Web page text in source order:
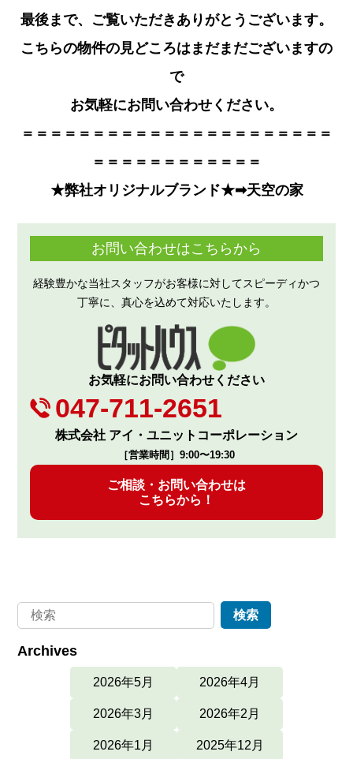
最後まで、ご覧いただきありがとうございます。
こちらの物件の見どころはまだまだございますの
で
お気軽にお問い合わせください。
＝＝＝＝＝＝＝＝＝＝＝＝＝＝＝＝＝＝＝＝＝＝
＝＝＝＝＝＝＝＝＝＝＝＝
★弊社オリジナルブランド★➡天空の家
お問い合わせはこちらから
経験豊かな当社スタッフがお客様に対してスピーディかつ
丁寧に、真心を込めて対応いたします。
お気軽にお問い合わせください
047-711-2651
株式会社 アイ・ユニットコーポレーション
［営業時間］9:00〜19:30
ご相談・お問い合わせは
こちらから！
Archives
2026年5月 2026年4月
2026年3月 2026年2月
2026年1月 2025年12月